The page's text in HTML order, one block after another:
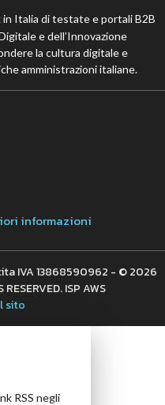
Italia di testate e portali B2B
e dell’Innovazione
la cultura digitale e
amministrazioni italiane.
informazioni
IVA 13868590962 - © 2026
ISP AWS
sito
RSS negli